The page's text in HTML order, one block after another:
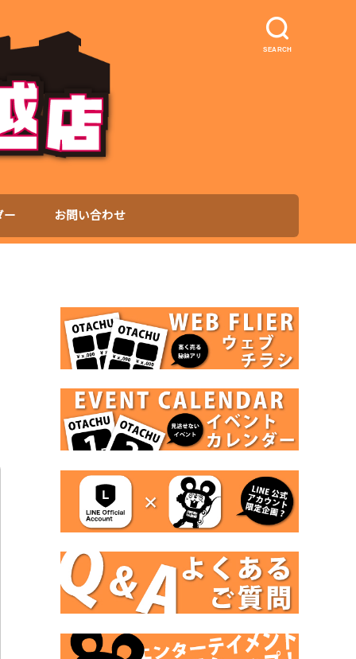
SEARCH
ー お問い合わせ